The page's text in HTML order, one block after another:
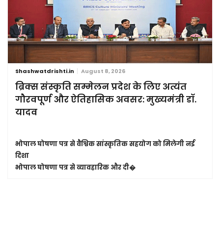
Shashwatdrishti.in August 8, 2026
ब्रिक्स संस्कृति सम्मेलन प्रदेश के लिए अत्यंत
गौरवपूर्ण और ऐतिहासिक अवसर: मुख्यमंत्री डॉ.
यादव
भोपाल घोषणा पत्र से वैश्विक सांस्कृतिक सहयोग को मिलेगी नई
दिशा
भोपाल घोषणा पत्र से व्यावहारिक और दी�